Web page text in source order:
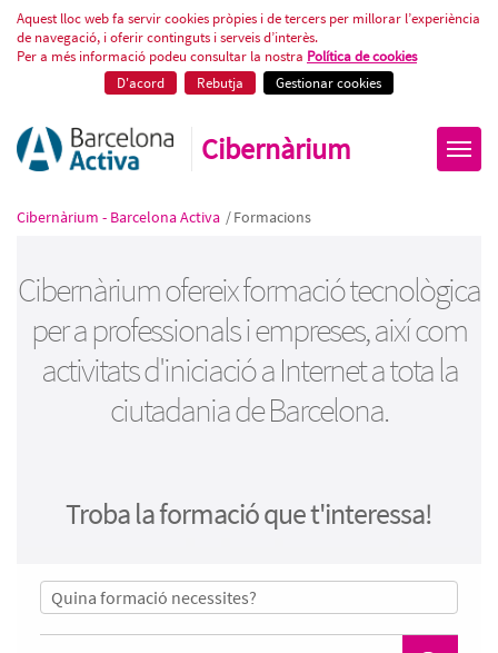
Cursos gratuïts de tecnologia
Aquest lloc web fa servir cookies pròpies i de tercers per millorar l’experiència
de navegació, i oferir continguts i serveis d’interès.
Per a més informació podeu consultar la nostra Política de cookies
D'acord
Rebutja Gestionar cookies
Cibernàrium
Cibernàrium - Barcelona Activa /Formacions
Cibernàrium ofereix formació tecnològica
per a professionals i empreses, així com
activitats d'iniciació a Internet a tota la
ciutadania de Barcelona.
Troba la formació que t'interessa!